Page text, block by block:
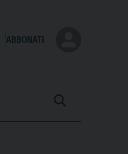
ABBONATI